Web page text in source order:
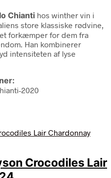
Chianti hos winther vin i
store klassiske rødvine,
forkæmper for dem fra
Han kombinerer
intensiteten af lyse
2020
Crocodiles Lair